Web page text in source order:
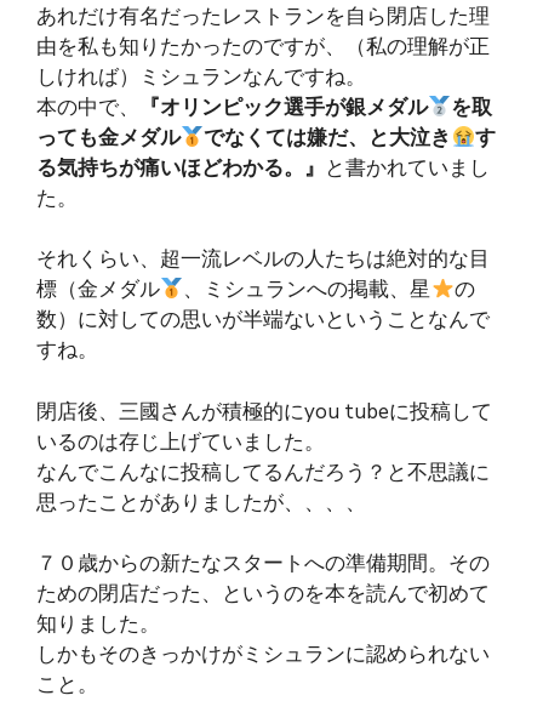
あれだけ有名だったレストランを自ら閉店した理
由を私も知りたかったのですが、（私の理解が正
しければ）ミシュランなんですね。
本の中で、
『オリンピック選手が銀メダル
を取
っても金メダル
でなくては嫌だ、と大泣き
す
る気持ちが痛いほどわかる。』 と書かれていまし
た。
それくらい、超一流レベルの人たちは絶対的な目
標（金メダル
、ミシュランへの掲載、星
の
数）に対しての思いが半端ないということなんで
すね。
閉店後、三國さんが積極的にyou tubeに投稿して
いるのは存じ上げていました。
なんでこんなに投稿してるんだろう？と不思議に
思ったことがありましたが、、、、
７０歳からの新たなスタートへの準備期間。その
ための閉店だった、というのを本を読んで初めて
知りました。
しかもそのきっかけがミシュランに認められない
こと。